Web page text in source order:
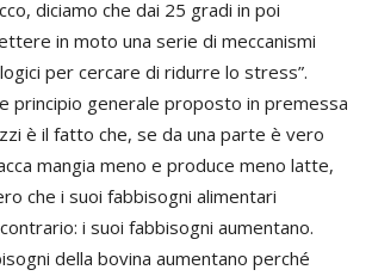
diciamo che dai 25 gradi in poi
in moto una serie di meccanismi
per cercare di ridurre lo stress”.
principio generale proposto in premessa
è il fatto che, se da una parte è vero
mangia meno e produce meno latte,
che i suoi fabbisogni alimentari
i suoi fabbisogni aumentano.
della bovina aumentano perché